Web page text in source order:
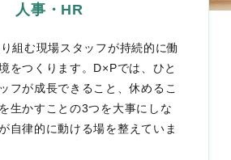
人事・HR
組む現場スタッフが持続的に働
をつくります。D×Pでは、ひと
フが成長できること、休めるこ
生かすことの3つを大事にしな
自律的に動ける場を整えていま